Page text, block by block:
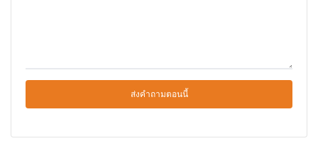
ส่งคำถามตอนนี้